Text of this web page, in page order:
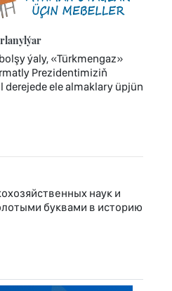
ýaly, «Türkmengaz»
Prezidentimiziň
ele almaklary üpjün
наук и
буквами в историю